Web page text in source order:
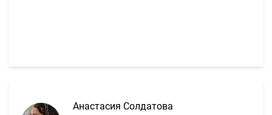
Анастасия Солдатова